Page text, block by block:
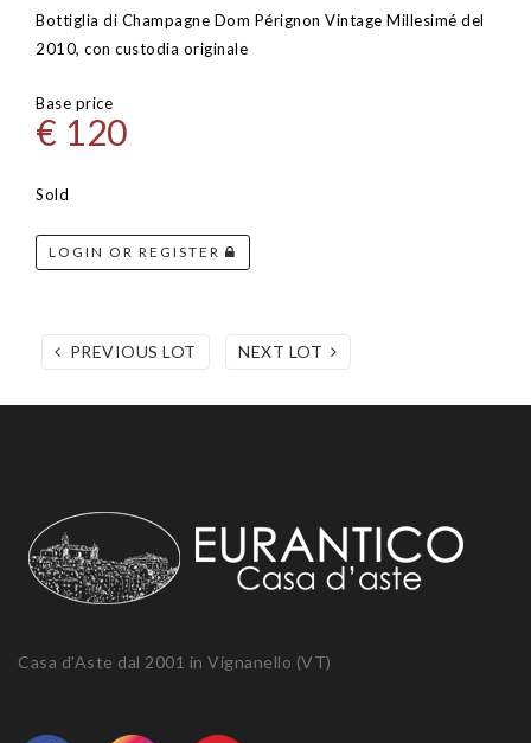
Bottiglia di Champagne Dom Pérignon Vintage Millesimé del
2010, con custodia originale
Base price
€ 120
Sold
LOGIN OR REGISTER
PREVIOUS LOT NEXT LOT
Casa d'Aste dal 2001 in Vignanello (VT)